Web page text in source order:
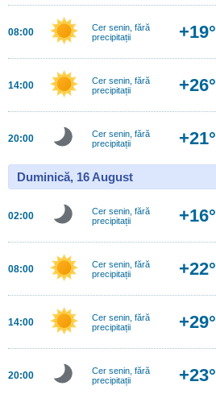
08:00
Cer senin, fără
precipitații
+19°
14:00
Cer senin, fără
precipitații
+26°
20:00
Cer senin, fără
precipitații
+21°
Duminică, 16 August
02:00
Cer senin, fără
precipitații
+16°
08:00
Cer senin, fără
precipitații
+22°
14:00
Cer senin, fără
precipitații
+29°
20:00
Cer senin, fără
precipitații
+23°